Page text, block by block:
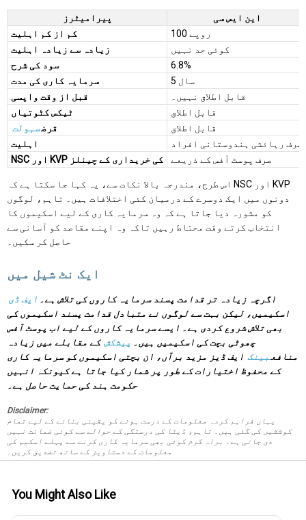
پیرامیٹرز
این ایس سی
کم از کم اہلیت
100 روپے
زیادہ سے زیادہ اہلیت
کوئی حد نہیں
سود کی شرح
6.8%
سرمایہ کاری کی مدت
5 سال
قبل از وقت واپسی
قابل اطلاق نہیں۔
ٹیکس کٹوتیاں
قابل اطلاق
قرضسہولت
قابل اطلاق
اہلیت
صرف رہائشی ہندوستانی افراد
NSC اور KVP کی خریداری کے چینلز
صرف پوسٹ آفس کے ذریعے
اس طرح، مندرجہ بالا نکات سے، یہ کہا جا سکتا ہے کہ NSC اور KVP
دونوں میں ایک دوسرے کے درمیان کئی اختلافات ہیں۔ تاہم، لوگوں
کو مشورہ دیا جاتا ہے کہ وہ سرمایہ کاری کے لیے اسکیموں کا
انتخاب کرتے وقت محتاط رہیں تاکہ وہ اپنے مقاصد کو آسانی سے
حاصل کر سکیں۔
ایک نٹ شیل میں
اگرچہ زیادہ تر قدامت پسند سرمایہ کاروں کی تلاش ہے۔ ایف ڈی
اسکیمیں، لیکن بہت سے لوگوں نے متبادل قدامت پسند اسکیموں کی
بھی تلاش شروع کردی ہے۔ ایسے سرمایہ کاروں کے لیے اب پوسٹ آفس
چھوٹی بچت کی اسکیمیں ہیں۔ پیشکش کے مقابلے میں زیادہ
منافعبینک ایف ڈیز مزید برآں، ان بچتی اسکیموں کو سرمایہ کاری
کے محفوظ اختیارات کے طور پر شمار کیا جاتا ہے کیونکہ انہیں
حکومت ہند کی حمایت حاصل ہے۔
Disclaimer:
یہاں فراہم کردہ معلومات کے درست ہونے کو یقینی بنانے کے لیے تمام
کوششیں کی گئی ہیں۔ تاہم، ڈیٹا کی درستگی کے حوالے سے کوئی ضمانت نہیں
دی جاتی ہے۔ براہ کرم کوئی بھی سرمایہ کاری کرنے سے پہلے اسکیم کی
معلومات کے دستاویز کے ساتھ تصدیق کریں۔
You Might Also Like